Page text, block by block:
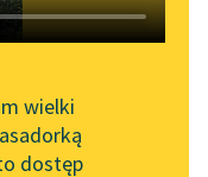
brak utworu
Wolnych Lektur
wielki
dostęp
Lula Sarnia